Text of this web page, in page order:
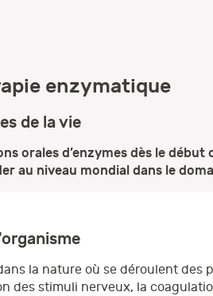
enzymatique
de la vie
orales d’enzymes dès le début
au niveau mondial dans le
la nature où se déroulent des
des stimuli nerveux, la